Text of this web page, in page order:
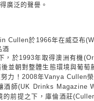
廣泛的聲譽。
於1966年在威亞布
酒
，於1993年取得澳洲有機
後並朝對整體生態環境與葡
力！2008年Vanya Cullen榮
酒師(UK Drinks Magazine
的前提之下，庫倫酒莊